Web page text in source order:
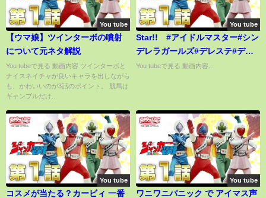
You tube
【ウマ娘】ツインターボの噴射
について元ネタ解説
You tubeで見る 動画内容 ツインターボと
ナイスネイチャが良いキャラを出しながら
も、かわいいのが3話のポイント。 競馬は
ギャンブルだけ...
You tube
Star!! #アイドルマスター#シン
デレラガールズ#デレステ#デレ
マス
You tubeで見る 動画内容...
You tube
コスメが当たる？カービィ 一番
You tube
ワニワニパニック で アイマス声